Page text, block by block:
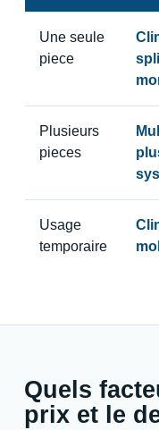
Une seule
piece
Plusieurs
pieces
Usage
temporaire
Quels
prix et le